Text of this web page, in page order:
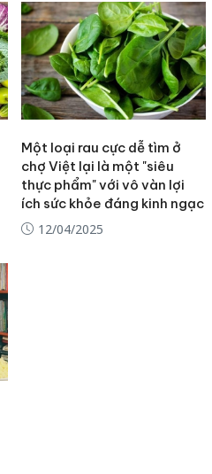
Một loại rau cực dễ tìm ở
chợ Việt lại là một "siêu
thực phẩm" với vô vàn lợi
ích sức khỏe đáng kinh ngạc
12/04/2025